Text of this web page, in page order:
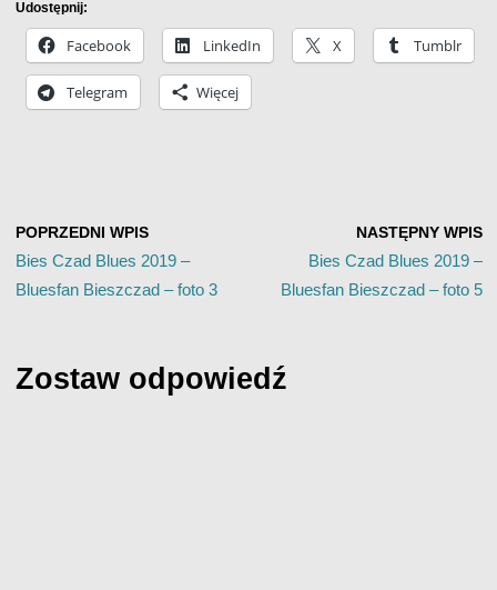
Udostępnij:
Facebook LinkedIn X Tumblr
Telegram Więcej
POPRZEDNI WPIS
Bies Czad Blues 2019 –
Bluesfan Bieszczad – foto 3
NASTĘPNY WPIS
Bies Czad Blues 2019 –
Bluesfan Bieszczad – foto 5
Zostaw odpowiedź